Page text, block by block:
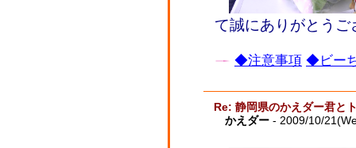
て誠にありがとうご
◆注意事項 ◆ビー
Re: 静岡県のかえダー君と
かえダー - 2009/10/